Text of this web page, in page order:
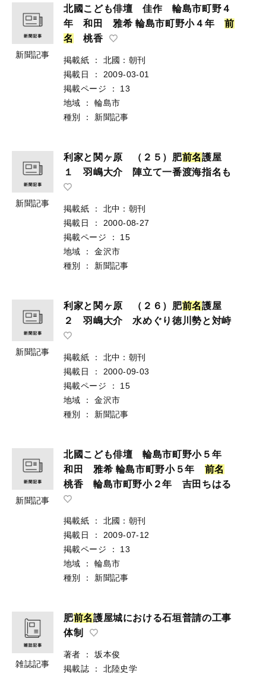
新聞記事
北國こども俳壇 佳作 輪島市町野４
年 和田 雅希 輪島市町野小４年 前
名
桃香
掲載紙 ：
北國：朝刊
掲載日
：
2009-03-01
掲載ページ
：
13
地域
：
輪島市
種別
： 新聞記事
新聞記事
利家と関ヶ原 （２５）肥前名護屋
１ 羽嶋大介 陣立て一番渡海指名も
掲載紙 ：
北中：朝刊
掲載日
：
2000-08-27
掲載ページ
：
15
地域
：
金沢市
種別
： 新聞記事
新聞記事
利家と関ヶ原 （２６）肥前名護屋
２ 羽嶋大介 水めぐり徳川勢と対峙
掲載紙 ：
北中：朝刊
掲載日
：
2000-09-03
掲載ページ
：
15
地域
：
金沢市
種別
： 新聞記事
新聞記事
北國こども俳壇 輪島市町野小５年
和田 雅希 輪島市町野小５年 前名
桃香 輪島市町野小２年 吉田ちはる
掲載紙 ：
北國：朝刊
掲載日
：
2009-07-12
掲載ページ
：
13
地域
：
輪島市
種別
： 新聞記事
雑誌記事
肥前名護屋城における石垣普請の工事
体制
著者 ：
坂本俊
掲載誌
：
北陸史学